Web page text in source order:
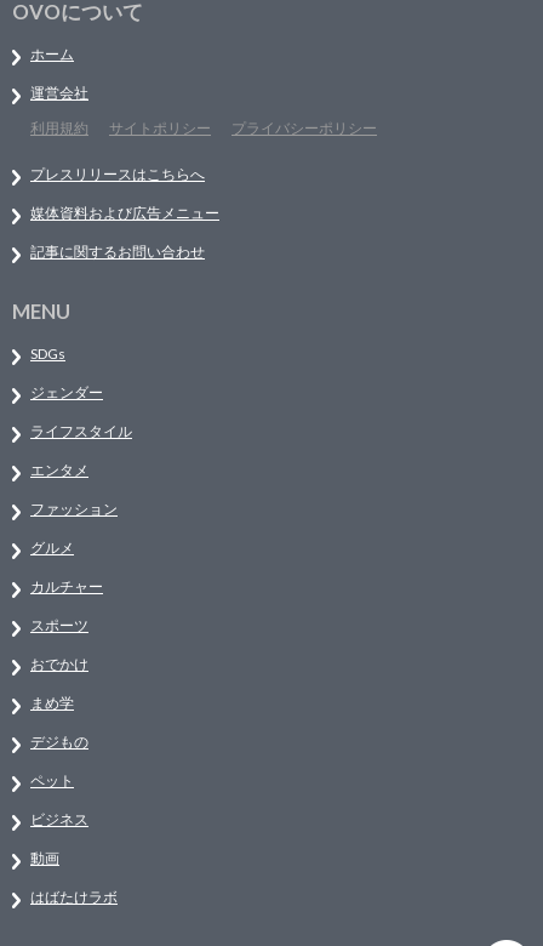
OVOについて
ホーム
運営会社
利用規約
サイトポリシー プライバシーポリシー
プレスリリースはこちらへ
媒体資料および広告メニュー
記事に関するお問い合わせ
MENU
SDGs
ジェンダー
ライフスタイル
エンタメ
ファッション
グルメ
カルチャー
スポーツ
おでかけ
まめ学
デジもの
ペット
ビジネス
動画
はばたけラボ